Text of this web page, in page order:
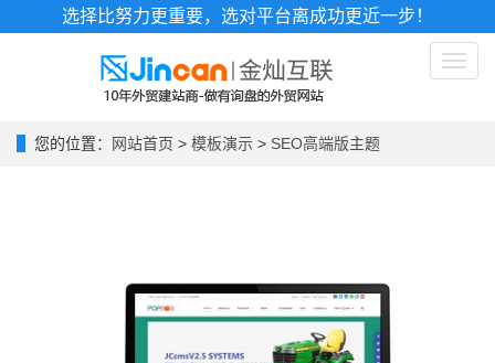
选择比努力更重要，选对平台离成功更近一步！
Toggle
您的位置： 网站首页 > 模板演示 > SEO高端版主题